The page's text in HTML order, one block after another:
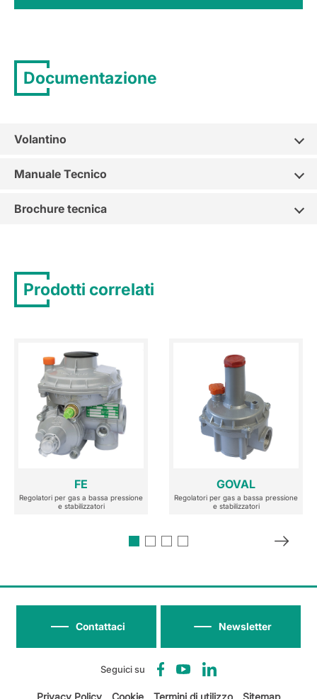
Documentazione
Volantino
Manuale Tecnico
Brochure tecnica
Prodotti correlati
FE
Regolatori per gas a bassa pressione
e stabilizzatori
GOVAL
Regolatori per gas a bassa pressione
e stabilizzatori
Seguici su
Newsletter
Contattaci